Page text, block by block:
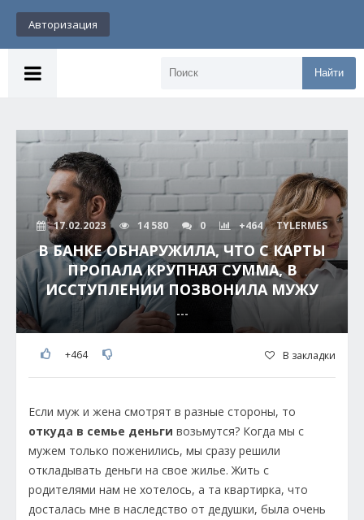
Авторизация
Найти
17.02.2023 14 580 0 +464 TYLERMES
В БАНКЕ ОБНАРУЖИЛА, ЧТО С КАРТЫ
ПРОПАЛА КРУПНАЯ СУММА, В
ИССТУПЛЕНИИ ПОЗВОНИЛА МУЖУ
---
+464 В закладки
Если муж и жена смотрят в разные стороны, то
откуда в семье деньги возьмутся? Когда мы с
мужем только поженились, мы сразу решили
откладывать деньги на свое жилье. Жить с
родителями нам не хотелось, а та квартирка, что
досталась мне в наследство от дедушки, была очень